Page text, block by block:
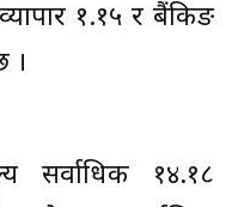
१.१५ र बैंकिङ
।
सर्वाधिक १४.१८